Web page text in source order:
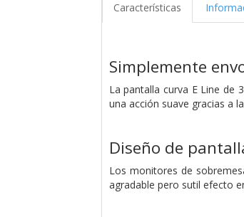
Características
Simplemente
La pantalla curva E Line de
una acción suave gracias a
Diseño de
Los monitores de
agradable pero sutil efecto